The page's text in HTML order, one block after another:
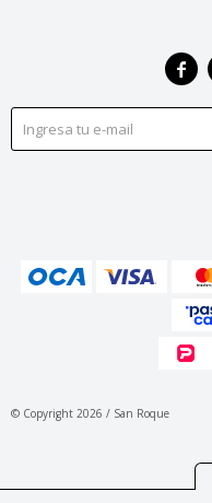

© Copyright 2026 / San Roque